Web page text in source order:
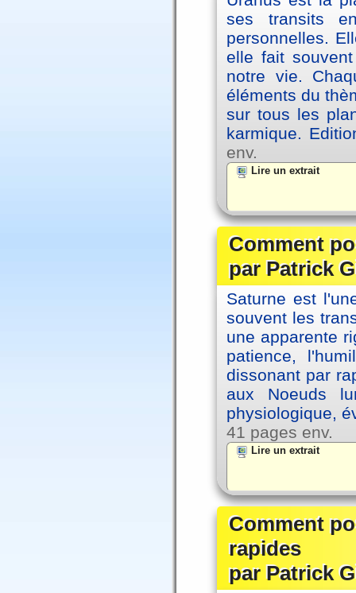
ses transits
personnelles.
elle fait
notre vie.
éléments du
sur tous les
karmique.
env.
Lire un extrait
Comment
par Patrick
Saturne est
souvent les
une apparente
patience,
dissonant par
aux Noeuds
physiologique,
41 pages env.
Lire un extrait
Comment
rapides
par Patrick